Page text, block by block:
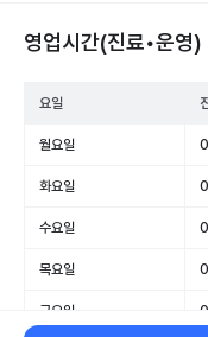
영업시간(진료•운영)
요일
월요일
화요일
수요일
목요일
금요일